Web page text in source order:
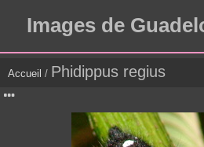
Images de
Accueil / Phidippus regius